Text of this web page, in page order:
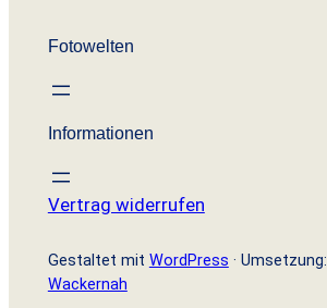
0
€
Fotowelten
Informationen
Vertrag widerrufen
Gestaltet mit WordPress · Umsetzung:
Wackernah